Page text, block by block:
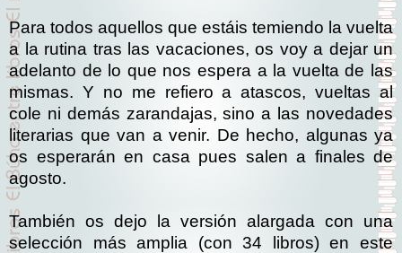
Para todos aquellos que estáis temiendo la vuelta
a la rutina tras las vacaciones, os voy a dejar un
adelanto de lo que nos espera a la vuelta de las
mismas. Y no me refiero a atascos, vueltas al
cole ni demás zarandajas, sino a las novedades
literarias que van a venir. De hecho, algunas ya
os esperarán en casa pues salen a finales de
agosto.
También os dejo la versión alargada con una
selección más amplia (con 34 libros) en este